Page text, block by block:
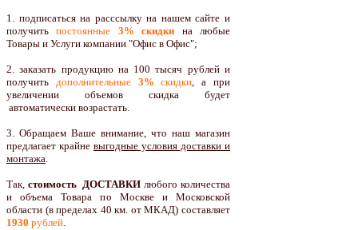
1. подписаться на расссылку на нашем сайте и
получитьпостоянные 3% скидки на любые
Товары и Услуги компании "Офис в Офис";
2. заказать продукцию на 100 тысяч рублей и
получить дополнительные3% скидки, а при
увеличении объемов скидка будет
автоматически возрастать.
3. Обращаем Ваше внимание, что наш магазин
предлагает крайне выгодные условия доставки и
монтажа.
Так, стоимость ДОСТАВКИлюбого количества
и объема Товара по Москве и Московской
области (в пределах 40 км. от МКАД) составляет
1930 рублей.